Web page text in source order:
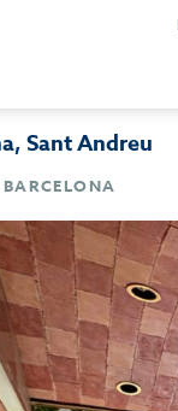
Sant Andreu